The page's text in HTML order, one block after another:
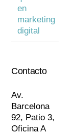
en
marketing
digital
Contacto
Av.
Barcelona
92, Patio 3,
Oficina A